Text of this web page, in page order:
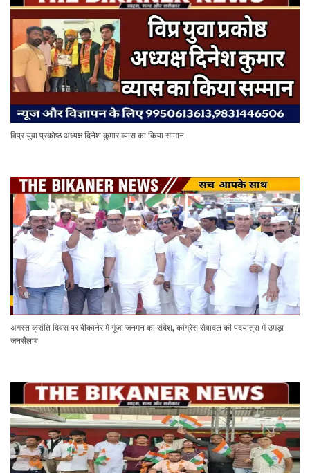
विप्र युवा प्रकोष्ठ अध्यक्ष दिनेश कुमार व्यास का किया सम्मान
अगस्त क्रांति दिवस पर बीकानेर में गूंजा जनमन का संदेश, कांग्रेस सेवादल की पदयात्रा में उमड़ा
जनसैलाब